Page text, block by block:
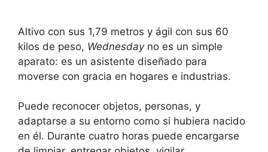
Altivo con sus 1,79 metros y ágil con sus 60
kilos de peso, Wednesdayno es un simple
aparato: es un asistente diseñado para
moverse con gracia en hogares e industrias.
Puede reconocer objetos, personas, y
adaptarse a su entorno como si hubiera nacido
en él. Durante cuatro horas puede encargarse